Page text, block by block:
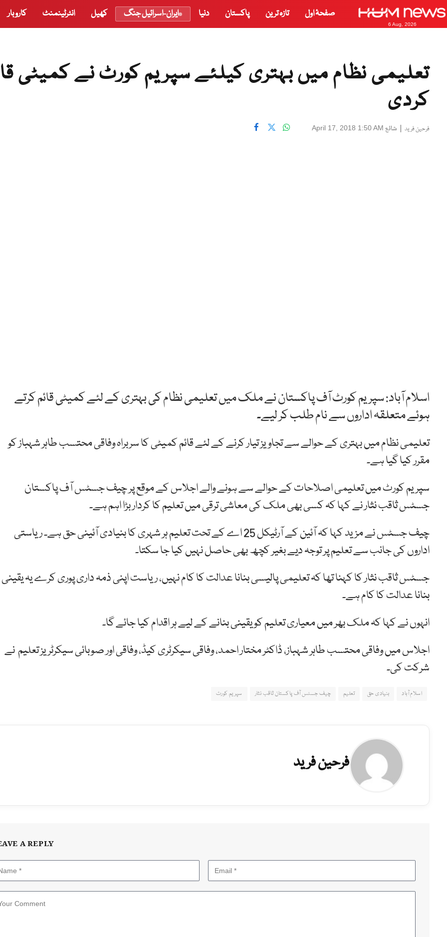
6 Aug, 2026
صفحۂ اول تازہ ترین پاکستان دنیا ایران-اسرائیل جنگ کھیل انٹرٹینمنٹ کاروبار
تعلیمی نظام میں بہتری کیلئے سپریم کورٹ نے کمیٹی
کردی
فرحین فرید | شائع April 17, 2018 1:50 AM
اسلام آباد: سپریم کورٹ آف پاکستان نے ملک میں تعلیمی نظام کی بہتری کے لئے کمیٹی قائم کرتے
ہوئے متعلقہ اداروں سے نام طلب کر لیے۔
تعلیمی نظام میں بہتری کے حوالے سے تجاویز تیار کرنے کے لئے قائم کمیٹی کا سربراہ وفاقی محتسب طاہر شہباز کو
مقرر کیا گیا ہے۔
سپریم کورٹ میں تعلیمی اصلاحات کے حوالے سے ہونے والے اجلاس کے موقع پر چیف جسٹس آف پاکستان
جسٹس ثاقب نثار نے کہا کہ کسی بھی ملک کی معاشی ترقی میں تعلیم کا کردار بڑا اہم ہے۔
چیف جسٹس نے مزید کہا کہ آئین کے آرٹیکل 25 اے کے تحت تعلیم ہر شہری کا بنیادی آئینی حق ہے۔ ریاستی
اداروں کی جانب سے تعلیم پر توجہ دیے بغیر کچھ بھی حاصل نہیں کیا جا سکتا۔
جسٹس ثاقب نثار کا کہنا تھا کہ تعلیمی پالیسی بنانا عدالت کا کام نہیں، ریاست اپنی ذمہ داری پوری کرے یہ یقینی
بنانا عدالت کا کام ہے۔
انہوں نے کہا کہ ملک بھر میں معیاری تعلیم کو یقینی بنانے کے لیے ہر اقدام کیا جائے گا۔
اجلاس میں وفاقی محتسب طاہر شہباز، ڈاکٹر مختار احمد، وفاقی سیکرٹری کیڈ، وفاقی اور صوبائی سیکرٹریز تعلیم نے
شرکت کی۔
اسلام آباد بنیادی حق تعلیم چیف جسٹس آف پاکستان ثاقب نثار سپریم کورٹ
فرحین فرید
A REPLY